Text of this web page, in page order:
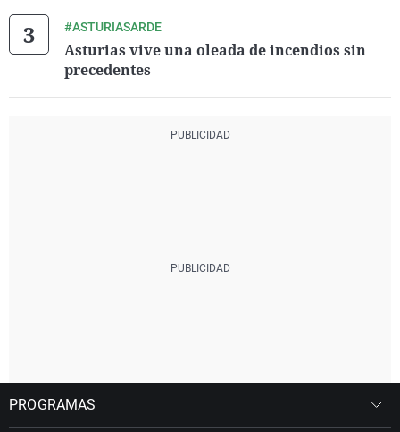
#ASTURIASARDE
Asturias vive una oleada de incendios sin
precedentes
PROGRAMAS